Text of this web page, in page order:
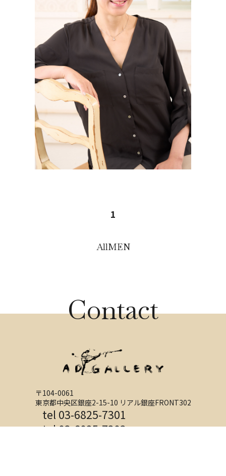
1
AllMEN
Contact
〒104-0061
東京都中央区銀座2-15-10 リアル銀座FRONT302
tel 03-6825-7301
tel 03-6825-7303